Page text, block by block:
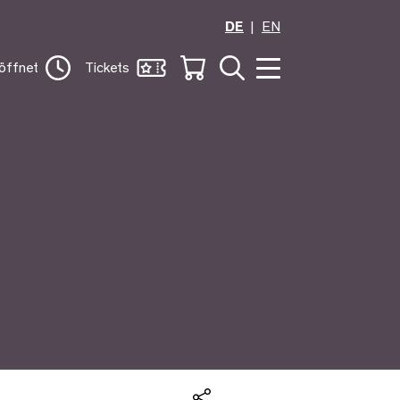
DE EN
Tickets